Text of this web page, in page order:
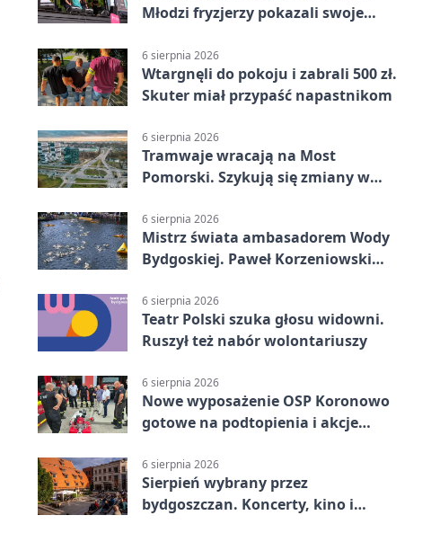
Młodzi fryzjerzy pokazali swoje
6 sierpnia 2026
Wtargnęli do pokoju i zabrali 500 zł.
Skuter miał przypaść napastnikom
6 sierpnia 2026
Tramwaje wracają na Most
Pomorski. Szykują się zmiany w
6 sierpnia 2026
Mistrz świata ambasadorem Wody
Bydgoskiej. Paweł Korzeniowski
6 sierpnia 2026
Teatr Polski szuka głosu widowni.
Ruszył też nabór wolontariuszy
6 sierpnia 2026
Nowe wyposażenie OSP Koronowo
gotowe na podtopienia i akcje
6 sierpnia 2026
Sierpień wybrany przez
bydgoszczan. Koncerty, kino i